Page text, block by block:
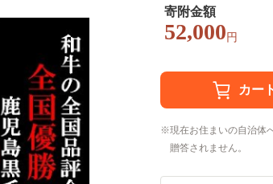
寄附金額
52,000 円
現在お住まいの自治体
贈答されません。